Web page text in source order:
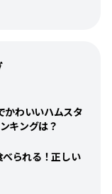
かわいいハムスタ
キングは？
られる！正しい